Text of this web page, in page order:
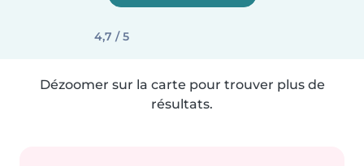
4,7 / 5
Dézoomer sur la carte pour trouver plus de
résultats.